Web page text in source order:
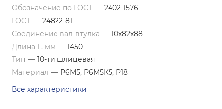
Обозначение по ГОСТ — 2402-1576
ГОСТ — 24822-81
Соединение вал-втулка — 10х82х88
Длина L, мм — 1450
Тип — 10-ти шлицевая
Материал — Р6М5, Р6М5К5, Р18
Все характеристики